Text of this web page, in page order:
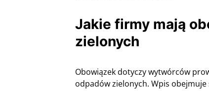
Jakie firmy mają
zielonych
Obowiązek dotyczy wytwórców
odpadów zielonych. Wpis